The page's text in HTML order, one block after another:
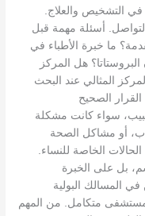
في التشخيص والعلاج.
أسئلة مهمة قبل
ما خبرة الأطباء في
هل المركز
المثالي عند البحث
الصحيح
سواء كانت مشكلة
أو مشاكل الصحة
الخاصة للنساء.
بل على الخبرة
المسالك البولية
مستشفى متكامل. من المهم